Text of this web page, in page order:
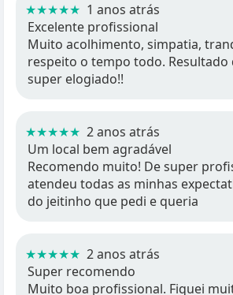
★★★★★ 1 anos atrás
Excelente profissional
Muito acolhimento, simpatia,
respeito o tempo todo. Resultado
super elogiado!!
★★★★★ 2 anos atrás
Um local bem agradável
Recomendo muito! De super
atendeu todas as minhas
do jeitinho que pedi e queria
★★★★★ 2 anos atrás
Super recomendo
Muito boa profissional. Fiquei